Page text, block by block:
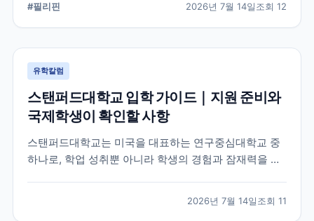
했습니다.
#필리핀 2026년 7월 14일조회 12
유학칼럼
스탠퍼드대학교 입학 가이드｜지원 준비와
국제학생이 확인할 사항
스탠퍼드대학교는 미국을 대표하는 연구중심대학교 중
하나로, 학업 성취뿐 아니라 학생의 경험과 잠재력을 종
확인이 필요한 정보를 함께 정리했습니다.
2026년 7월 14일조회 11